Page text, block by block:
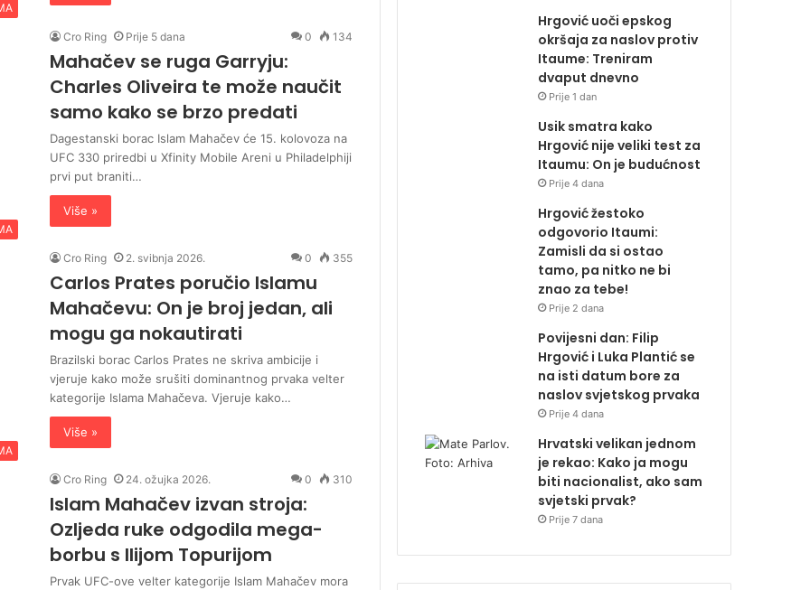
Cro Ring Prije 5 dana 0 134
Mahačev se ruga Garryju:
Charles Oliveira te može naučit
samo kako se brzo predati
Dagestanski borac Islam Mahačev će 15. kolovoza na
UFC 330 priredbi u Xfinity Mobile Areni u Philadelphiji
prvi put braniti…
Više »
Cro Ring 2. svibnja 2026. 0 355
Carlos Prates poručio Islamu
Mahačevu: On je broj jedan, ali
mogu ga nokautirati
Brazilski borac Carlos Prates ne skriva ambicije i
vjeruje kako može srušiti dominantnog prvaka velter
kategorije Islama Mahačeva. Vjeruje kako…
Više »
Cro Ring 24. ožujka 2026. 0 310
Islam Mahačev izvan stroja:
Ozljeda ruke odgodila mega-
borbu s Ilijom Topurijom
Prvak UFC-ove velter kategorije Islam Mahačev mora
Hrgović uoči epskog
okršaja za naslov protiv
Itaume: Treniram
dvaput dnevno
Prije 1 dan
Usik smatra kako
Hrgović nije veliki test za
Itaumu: On je budućnost
Prije 4 dana
Hrgović žestoko
odgovorio Itaumi:
Zamisli da si ostao
tamo, pa nitko ne bi
znao za tebe!
Prije 2 dana
Povijesni dan: Filip
Hrgović i Luka Plantić se
na isti datum bore za
naslov svjetskog prvaka
Prije 4 dana
Hrvatski velikan jednom
je rekao: Kako ja mogu
biti nacionalist, ako sam
svjetski prvak?
Prije 7 dana